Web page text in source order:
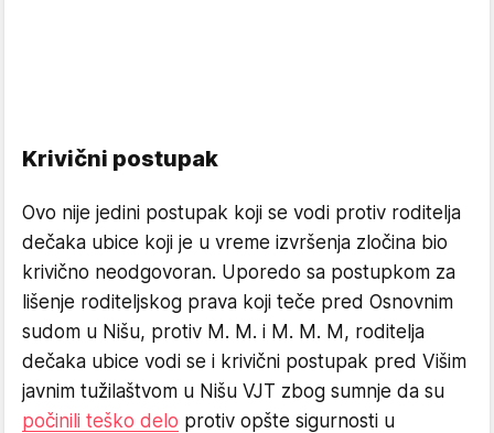
Krivični postupak
Ovo nije jedini postupak koji se vodi protiv roditelja
dečaka ubice koji je u vreme izvršenja zločina bio
krivično neodgovoran. Uporedo sa postupkom za
lišenje roditeljskog prava koji teče pred Osnovnim
sudom u Nišu, protiv M. M. i M. M. M, roditelja
dečaka ubice vodi se i krivični postupak pred Višim
javnim tužilaštvom u Nišu VJT zbog sumnje da su
počinili teško delo protiv opšte sigurnosti u